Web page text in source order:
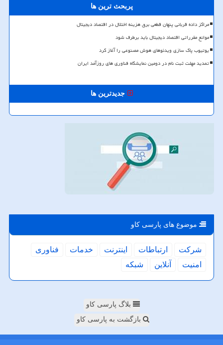
پربحث ترین ها
مراکز داده قربانی پنهان قطعی برق هزینه اختلال در اقتصاد دیجیتال
موانع مقرراتی اقتصاد دیجیتال باید برطرف شود
یوتیوب پاک سازی ویدئوهای هوش مصنوعی را آغاز کرد
تمدید مهلت ثبت نام در دومین نمایشگاه فناوری های روزآمد ایران
جدیدترین ها
موضوع های پارسی كاو
شركت ارتباطات اینترنت خدمات
فناوری
امنیت
آنلاین شبكه
بلاگ پارسی کاو
بازگشت به پارسی کاو